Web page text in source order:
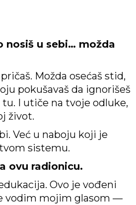
nosiš u sebi… možda
Možda osećaš stid,
pokušavaš da ignorišeš
I utiče na tvoje odluke,
život.
Već u naboju koji je
sistemu.
ovu radionicu.
Ovo je vođeni
vodim mojim glasom —